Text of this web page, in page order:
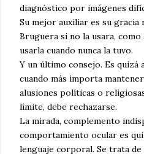
diagnóstico por imágenes
Su mejor auxiliar es su gracia
Bruguera si no la usara,
usarla cuando nunca la tuvo.
Y un último consejo. Es quizá
cuando más importa
alusiones políticas o
límite, debe rechazarse.
La mirada, complemento
comportamiento ocular es
lenguaje corporal. Se trata